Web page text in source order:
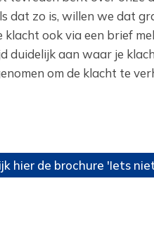
dat zo is, willen we dat
klacht ook via een brief
duidelijk aan waar je
om de klacht te
hier de brochure 'Iets